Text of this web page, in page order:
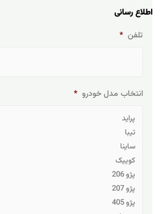
اطلاع رسانی
تلفن *
انتخاب مدل خودرو *